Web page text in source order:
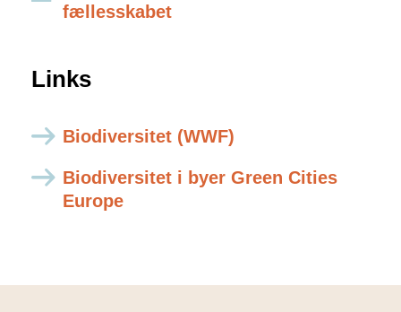
fællesskabet
Links
Biodiversitet (WWF)
Biodiversitet i byer Green Cities
Europe